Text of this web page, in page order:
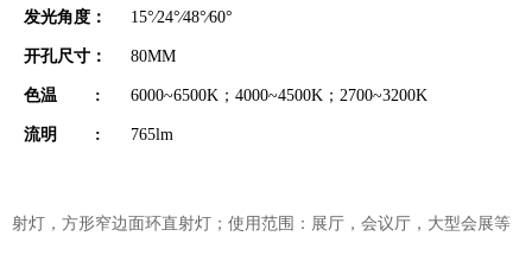
发光角度： 15°∕24°∕48°∕60°
开孔尺寸： 80MM
色温 : 6000~6500K；4000~4500K；2700~3200K
流明 : 765lm
射灯，方形窄边面环直射灯；使用范围：展厅，会议厅，大型会展等